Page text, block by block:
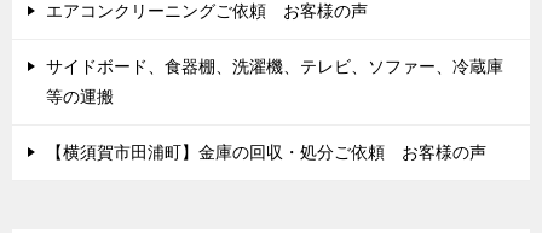
エアコンクリーニングご依頼 お客様の声
サイドボード、食器棚、洗濯機、テレビ、ソファー、冷蔵庫
等の運搬
【横須賀市田浦町】金庫の回収・処分ご依頼 お客様の声